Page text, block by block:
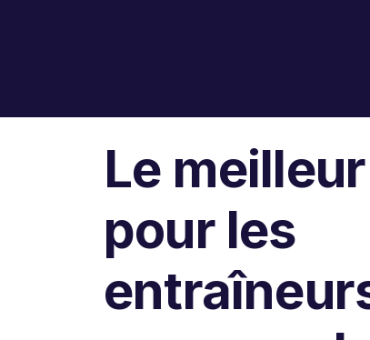
Le
pour les